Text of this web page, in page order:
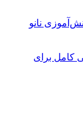
نانو
کامل برای